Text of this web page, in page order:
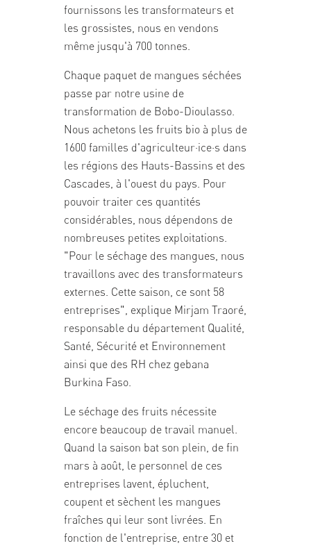
fournissons les transformateurs et
les grossistes, nous en vendons
même jusqu'à 700 tonnes.
Chaque paquet de mangues séchées
passe par notre usine de
transformation de Bobo-Dioulasso.
Nous achetons les fruits bio à plus de
1600 familles d'agriculteur·ice·s dans
les régions des Hauts-Bassins et des
Cascades, à l'ouest du pays. Pour
pouvoir traiter ces quantités
considérables, nous dépendons de
nombreuses petites exploitations.
"Pour le séchage des mangues, nous
travaillons avec des transformateurs
externes. Cette saison, ce sont 58
entreprises", explique Mirjam Traoré,
responsable du département Qualité,
Santé, Sécurité et Environnement
ainsi que des RH chez gebana
Burkina Faso.
Le séchage des fruits nécessite
encore beaucoup de travail manuel.
Quand la saison bat son plein, de fin
mars à août, le personnel de ces
entreprises lavent, épluchent,
coupent et sèchent les mangues
fraîches qui leur sont livrées. En
fonction de l'entreprise, entre 30 et